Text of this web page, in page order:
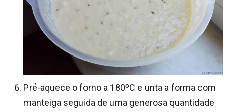
Pré-aquece o forno a 180ºC e unta a forma com
manteiga seguida de uma generosa quantidade